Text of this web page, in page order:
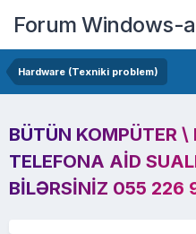
Forum Windows-
Hardware (Texniki problem)
BÜTÜN KOMPÜTER
TELEFONA AID
BILƏRSINIZ 055 226